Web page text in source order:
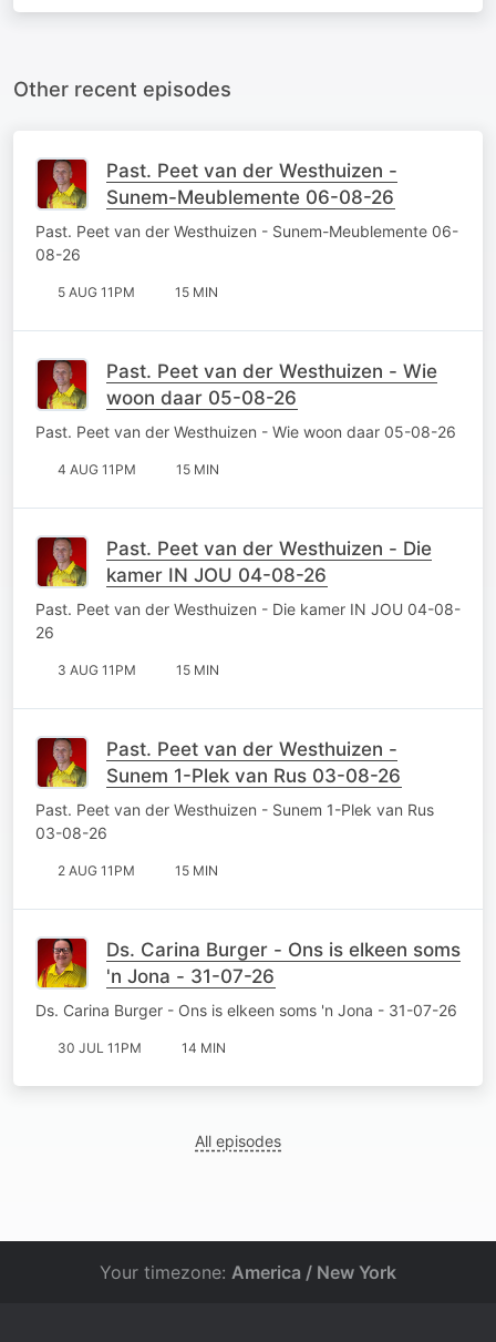
Other recent episodes
Past. Peet van der Westhuizen -
Sunem-Meublemente 06-08-26
Past. Peet van der Westhuizen - Sunem-Meublemente 06-
08-26
5 AUG 11PM 15 MIN
Past. Peet van der Westhuizen - Wie
woon daar 05-08-26
Past. Peet van der Westhuizen - Wie woon daar 05-08-26
4 AUG 11PM 15 MIN
Past. Peet van der Westhuizen - Die
kamer IN JOU 04-08-26
Past. Peet van der Westhuizen - Die kamer IN JOU 04-08-
26
3 AUG 11PM 15 MIN
Past. Peet van der Westhuizen -
Sunem 1-Plek van Rus 03-08-26
Past. Peet van der Westhuizen - Sunem 1-Plek van Rus
03-08-26
2 AUG 11PM 15 MIN
Ds. Carina Burger - Ons is elkeen soms
'n Jona - 31-07-26
Ds. Carina Burger - Ons is elkeen soms 'n Jona - 31-07-26
30 JUL 11PM 14 MIN
All episodes
Your timezone: America / New York